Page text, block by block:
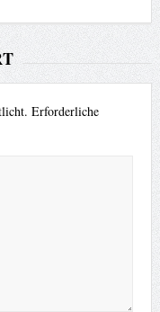
Erforderliche